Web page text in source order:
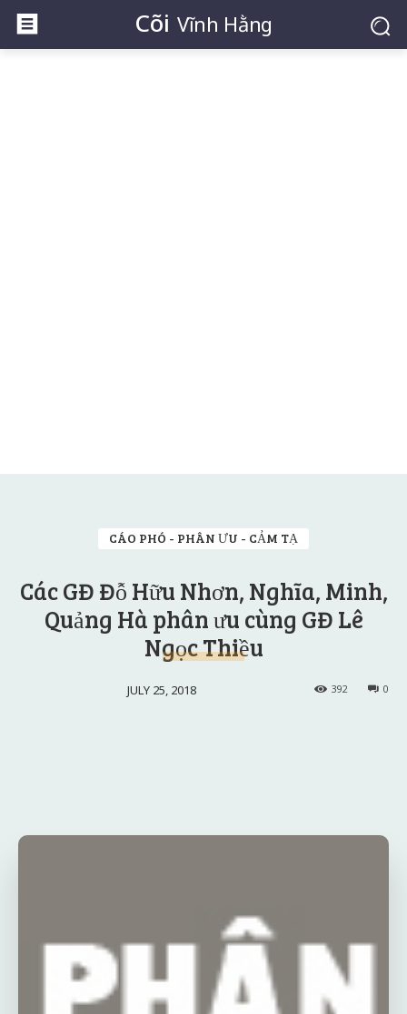
Cõi Vĩnh Hằng
CÁO PHÓ - PHÂN ƯU - CẢM TẠ
Các GĐ Đỗ Hữu Nhơn, Nghĩa, Minh,
Quảng Hà phân ưu cùng GĐ Lê
Ngọc Thiều
JULY 25, 2018 0
392